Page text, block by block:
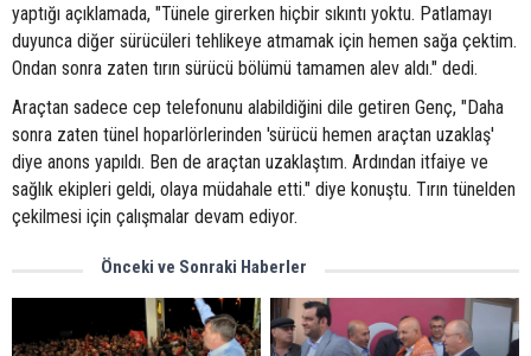
yaptığı açıklamada, "Tünele girerken hiçbir sıkıntı yoktu. Patlamayı
duyunca diğer sürücüleri tehlikeye atmamak için hemen sağa çektim.
Ondan sonra zaten tırın sürücü bölümü tamamen alev aldı." dedi.
Araçtan sadece cep telefonunu alabildiğini dile getiren Genç, "Daha
sonra zaten tünel hoparlörlerinden 'sürücü hemen araçtan uzaklaş'
diye anons yapıldı. Ben de araçtan uzaklaştım. Ardından itfaiye ve
sağlık ekipleri geldi, olaya müdahale etti." diye konuştu. Tırın tünelden
çekilmesi için çalışmalar devam ediyor.
Önceki ve Sonraki Haberler